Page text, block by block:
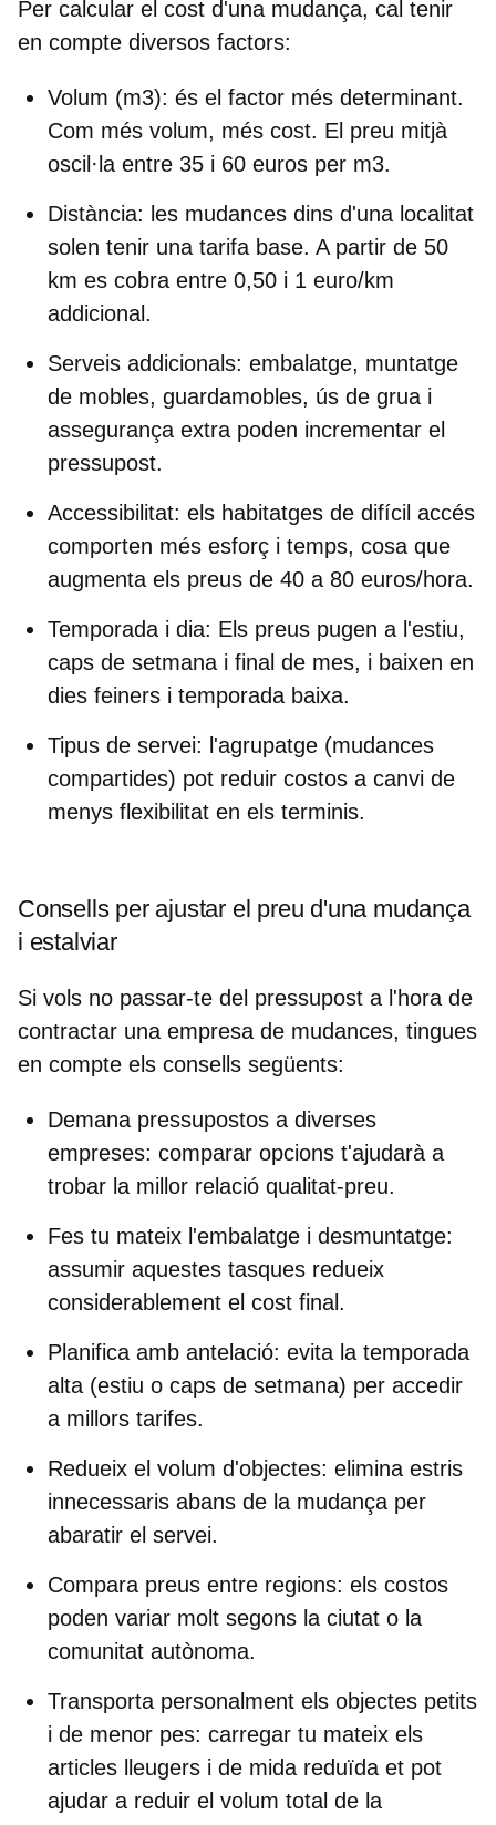
Per calcular el cost d'una mudança, cal tenir
en compte diversos factors:
Volum (m3): és el factor més determinant.
Com més volum, més cost. El preu mitjà
oscil·la entre 35 i 60 euros per m3.
Distància: les mudances dins d'una localitat
solen tenir una tarifa base. A partir de 50
km es cobra entre 0,50 i 1 euro/km
addicional.
Serveis addicionals: embalatge, muntatge
de mobles, guardamobles, ús de grua i
assegurança extra poden incrementar el
pressupost.
Accessibilitat: els habitatges de difícil accés
comporten més esforç i temps, cosa que
augmenta els preus de 40 a 80 euros/hora.
Temporada i dia: Els preus pugen a l'estiu,
caps de setmana i final de mes, i baixen en
dies feiners i temporada baixa.
Tipus de servei: l'agrupatge (mudances
compartides) pot reduir costos a canvi de
menys flexibilitat en els terminis.
Consells per ajustar el preu d'una mudança
i estalviar
Si vols no passar-te del pressupost a l'hora de
contractar una empresa de mudances, tingues
en compte els consells següents:
Demana pressupostos a diverses
empreses: comparar opcions t'ajudarà a
trobar la millor relació qualitat-preu.
Fes tu mateix l'embalatge i desmuntatge:
assumir aquestes tasques redueix
considerablement el cost final.
Planifica amb antelació: evita la temporada
alta (estiu o caps de setmana) per accedir
a millors tarifes.
Redueix el volum d'objectes: elimina estris
innecessaris abans de la mudança per
abaratir el servei.
Compara preus entre regions: els costos
poden variar molt segons la ciutat o la
comunitat autònoma.
Transporta personalment els objectes petits
i de menor pes: carregar tu mateix els
articles lleugers i de mida reduïda et pot
ajudar a reduir el volum total de la